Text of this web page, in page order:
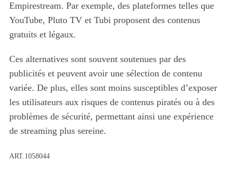
Empirestream. Par exemple, des plateformes telles que
YouTube, Pluto TV et Tubi proposent des contenus
gratuits et légaux.
Ces alternatives sont souvent soutenues par des
publicités et peuvent avoir une sélection de contenu
variée. De plus, elles sont moins susceptibles d’exposer
les utilisateurs aux risques de contenus piratés ou à des
problèmes de sécurité, permettant ainsi une expérience
de streaming plus sereine.
ART.1058044